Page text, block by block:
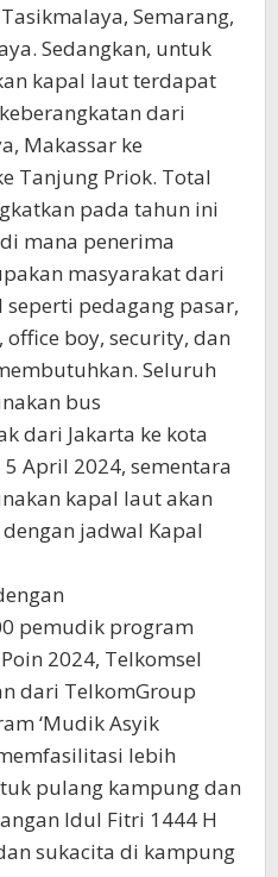
Semarang,
Sedangkan, untuk
kapal laut terdapat
dari
Makassar ke
Tanjung Priok. Total
pada tahun ini
mana penerima
masyarakat dari
pedagang pasar,
boy, security, dan
Seluruh
bus
dari Jakarta ke kota
April 2024, sementara
kapal laut akan
jadwal Kapal
pemudik program
2024, Telkomsel
dari TelkomGroup
‘Mudik Asyik
lebih
pulang kampung dan
Idul Fitri 1444 H
sukacita di kampung